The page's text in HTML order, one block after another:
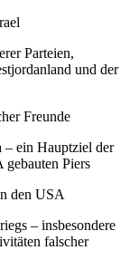
Parteien,
und der
Freunde
– ein Hauptziel der
Piers
den USA
– insbesondere
falscher